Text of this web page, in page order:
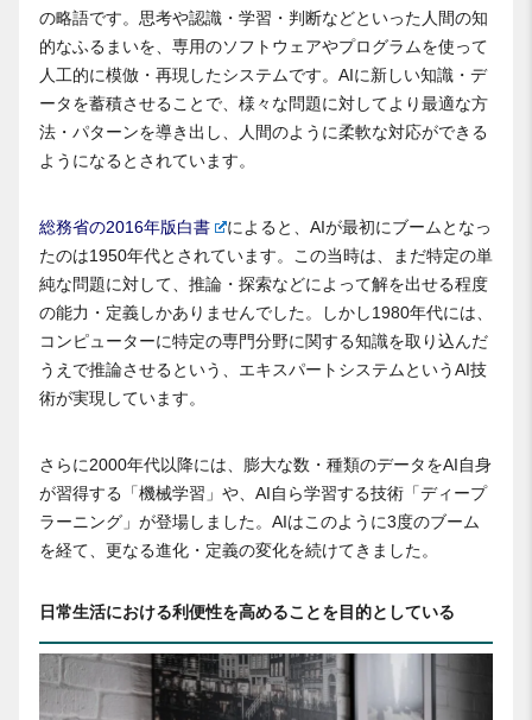
の略語です。思考や認識・学習・判断などといった人間の知
的なふるまいを、専用のソフトウェアやプログラムを使って
人工的に模倣・再現したシステムです。AIに新しい知識・デ
ータを蓄積させることで、様々な問題に対してより最適な方
法・パターンを導き出し、人間のように柔軟な対応ができる
ようになるとされています。
総務省の2016年版白書
によると、AIが最初にブームとなっ
たのは1950年代とされています。この当時は、まだ特定の単
純な問題に対して、推論・探索などによって解を出せる程度
の能力・定義しかありませんでした。しかし1980年代には、
コンピューターに特定の専門分野に関する知識を取り込んだ
うえで推論させるという、エキスパートシステムというAI技
術が実現しています。
さらに2000年代以降には、膨大な数・種類のデータをAI自身
が習得する「機械学習」や、AI自ら学習する技術「ディープ
ラーニング」が登場しました。AIはこのように3度のブーム
を経て、更なる進化・定義の変化を続けてきました。
日常生活における利便性を高めることを目的としている